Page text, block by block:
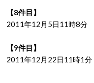
【8件目】
2011年12月5日11時8分
【9件目】
2011年12月22日11時1